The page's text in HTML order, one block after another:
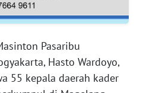
Pasaribu
Hasto Wardoyo,
55 kepala daerah kader